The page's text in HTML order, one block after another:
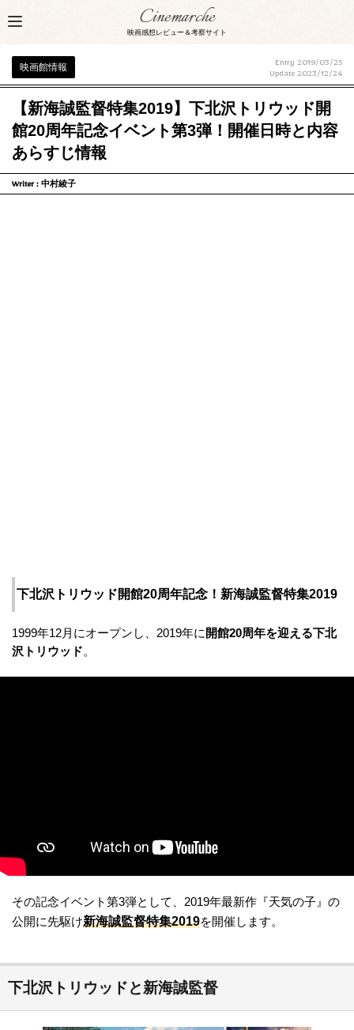
Cinemarche
映画感想レビュー＆考察サイト
映画館情報
Entry 2019/03/25
Update 2023/12/24
【新海誠監督特集2019】下北沢トリウッド開
館20周年記念イベント第3弾！開催日時と内容
あらすじ情報
Writer : 中村綾子
下北沢トリウッド開館20周年記念！新海誠監督特集2019
1999年12月にオープンし、2019年に 開館20周年を迎える下北
沢トリウッド。
その記念イベント第3弾として、2019年最新作『天気の子』の
公開に先駆け新海誠監督特集2019を開催します。
下北沢トリウッドと新海誠監督